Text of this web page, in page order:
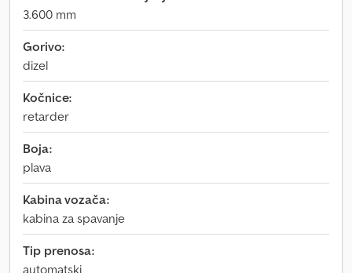
3.600 mm
Gorivo:
dizel
Kočnice:
retarder
Boja:
plava
Kabina vozača:
kabina za spavanje
Tip prenosa:
automatski